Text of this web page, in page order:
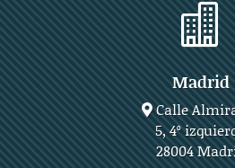

Madrid
Calle
5, 4º
28004